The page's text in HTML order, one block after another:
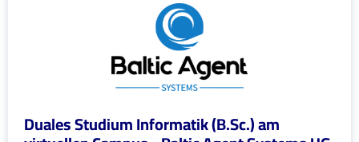
Duales Studium Informatik (B.Sc.) am